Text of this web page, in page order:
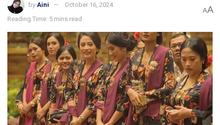
by Aini
October 16, 2024
Reading Time: 5 mins read
AA